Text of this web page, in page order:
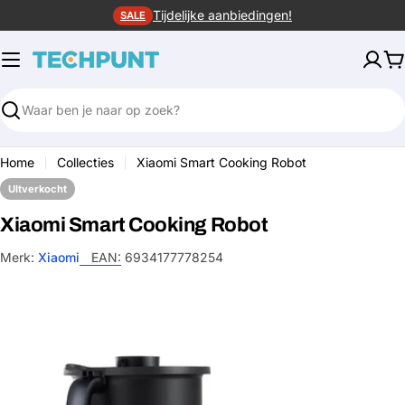
naar
inhoud
SALE Tijdelijke aanbiedingen!
Zoeken
Home Collecties Xiaomi Smart Cooking Robot
UItverkocht
Xiaomi Smart Cooking Robot
Merk: Xiaomi EAN: 6934177778254